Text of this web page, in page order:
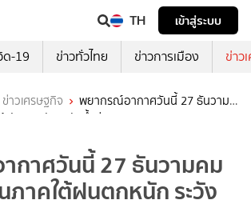
TH
เข้าสู่ระบบ
ด-19 ข่าวทั่วไทย ข่าวการเมือง ข่าว
ข่าวเศรษฐกิจ
พยากรณ์อากาศวันนี้ 27 ธันวาม
ฝนตกหนัก ระวังน้ำท่วม
กาศวันนี้ 27 ธันวามคม
ภาคใต้ฝนตกหนัก ระวัง